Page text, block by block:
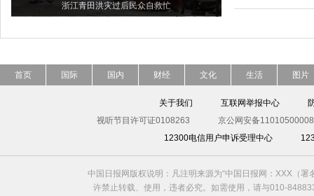
浙江青田洪灾过后民众自救忙
首页 国际 国内 财经 文化 生活 图片
关于我们 互联网举报中心
视听节目许可证0108263
京公网安备
12300电信用户申诉受理中心
中国日报网版权说明：凡注明来源为“中国日报网：XXX（
许禁止转载、使用，违者必究。如需使用，请与010-